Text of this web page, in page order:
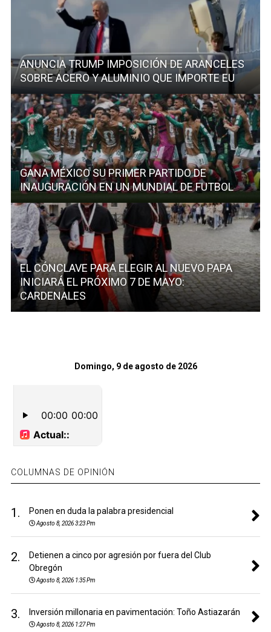
ANUNCIA TRUMP IMPOSICIÓN DE ARANCELES
SOBRE ACERO Y ALUMINIO QUE IMPORTE EU
GANA MÉXICO SU PRIMER PARTIDO DE
INAUGURACIÓN EN UN MUNDIAL DE FUTBOL
EL CÓNCLAVE PARA ELEGIR AL NUEVO PAPA
INICIARÁ EL PRÓXIMO 7 DE MAYO:
CARDENALES
Domingo, 9 de agosto de 2026
COLUMNAS DE OPINIÓN
1. Ponen en duda la palabra presidencial
Agosto 8, 2026 3:23 Pm
2.
Detienen a cinco por agresión por fuera del Club
Obregón
Agosto 8, 2026 1:35 Pm
3. Inversión millonaria en pavimentación: Toño Astiazarán
Agosto 8, 2026 1:27 Pm